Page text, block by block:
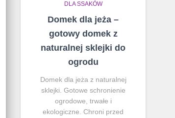
DLA SSAKÓW
Domek dla jeża –
gotowy domek z
naturalnej sklejki do
ogrodu
Domek dla jeża z naturalnej
sklejki. Gotowe schronienie
ogrodowe, trwałe i
ekologiczne. Chroni przed